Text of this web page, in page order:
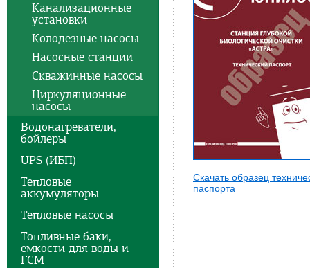
Скачать образец
паспорта
Канализационные
установки
Колодезные насосы
Насосные станции
Скважинные насосы
Циркуляционные
насосы
Водонагреватели,
бойлеры
UPS (ИБП)
Тепловые
аккумуляторы
Тепловые насосы
Топливные баки,
емкости для воды и
ГСМ